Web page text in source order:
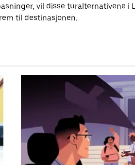
vil disse turalternativene i
til destinasjonen.